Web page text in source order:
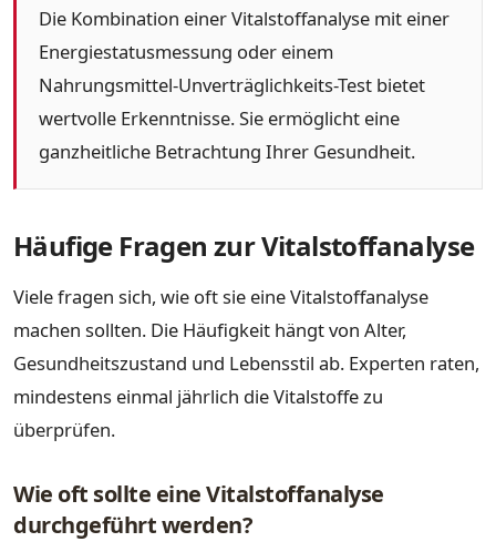
Die Kombination einer Vitalstoffanalyse mit einer
Energiestatusmessung oder einem
Nahrungsmittel-Unverträglichkeits-Test bietet
wertvolle Erkenntnisse. Sie ermöglicht eine
ganzheitliche Betrachtung Ihrer Gesundheit.
Häufige Fragen zur Vitalstoffanalyse
Viele fragen sich, wie oft sie eine Vitalstoffanalyse
machen sollten. Die Häufigkeit hängt von Alter,
Gesundheitszustand und Lebensstil ab. Experten raten,
mindestens einmal jährlich die Vitalstoffe zu
überprüfen.
Wie oft sollte eine Vitalstoffanalyse
durchgeführt werden?